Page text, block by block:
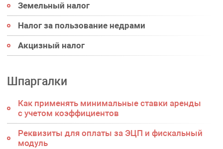
Земельный налог
Налог за пользование недрами
Акцизный налог
Шпаргалки
Как применять минимальные ставки аренды
с учетом коэффициентов
Реквизиты для оплаты за ЭЦП и фискальный
модуль